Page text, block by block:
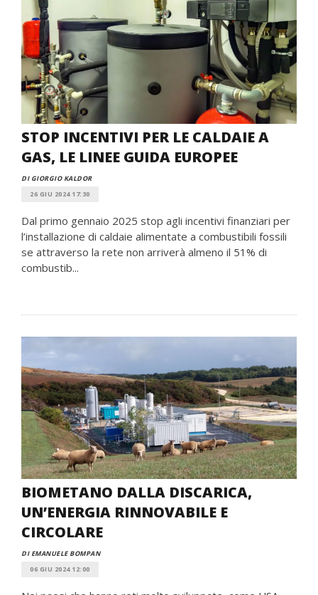
STOP INCENTIVI PER LE CALDAIE A
GAS, LE LINEE GUIDA EUROPEE
DI GIORGIO KALDOR
26 GIU 2024 17:30
Dal primo gennaio 2025 stop agli incentivi finanziari per
l’installazione di caldaie alimentate a combustibili fossili
se attraverso la rete non arriverà almeno il 51% di
combustib...
BIOMETANO DALLA DISCARICA,
UN’ENERGIA RINNOVABILE E
CIRCOLARE
DI EMANUELE BOMPAN
06 GIU 2024 12:00